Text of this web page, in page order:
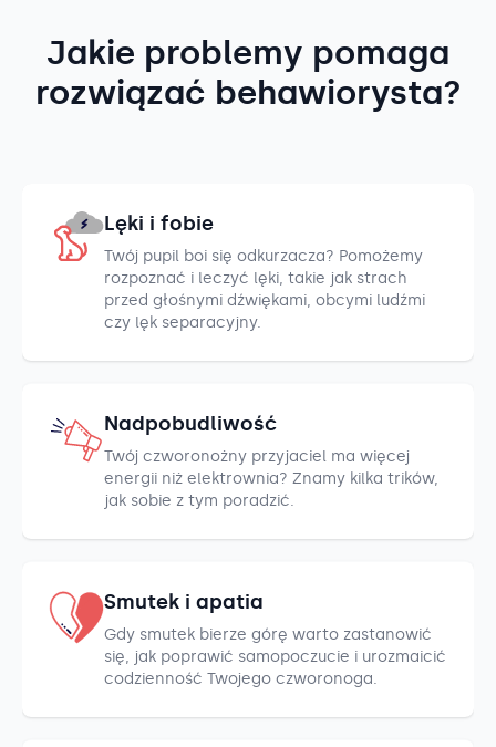
Jakie problemy pomaga
rozwiązać behawiorysta?
Lęki i fobie
Twój pupil boi się odkurzacza? Pomożemy
rozpoznać i leczyć lęki, takie jak strach
przed głośnymi dźwiękami, obcymi ludźmi
czy lęk separacyjny.
Nadpobudliwość
Twój czworonożny przyjaciel ma więcej
energii niż elektrownia? Znamy kilka trików,
jak sobie z tym poradzić.
Smutek i apatia
Gdy smutek bierze górę warto zastanowić
się, jak poprawić samopoczucie i urozmaicić
codzienność Twojego czworonoga.